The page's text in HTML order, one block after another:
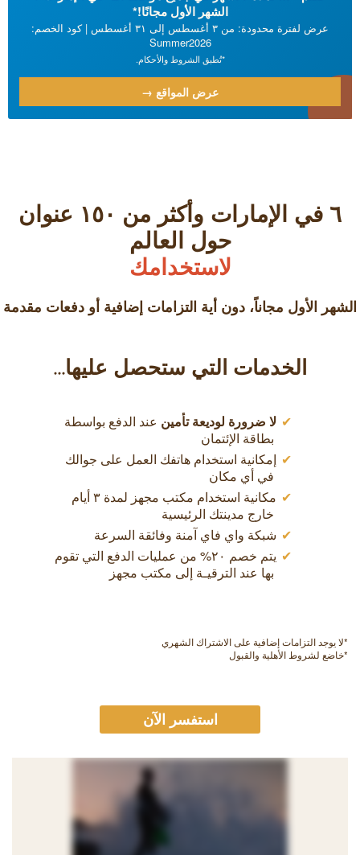
الشهر الأول مجانًا!*
عرض لفترة محدودة: من ۳ أغسطس إلى ۳۱ أغسطس | كود الخصم:
Summer2026
*تُطبق الشروط والأحكام.
عرض المواقع →
٦ في الإمارات وأكثر من ۱٥۰ عنوان
حول العالم
لاستخدامك
الشهر الأول مجاناً، دون أية التزامات إضافية أو دفعات مقدمة
الخدمات التي ستحصل عليها...
لا ضرورة لوديعة تأمين عند الدفع بواسطة
بطاقة الإئتمان
إمكانية استخدام هاتفك العمل على جوالك
في أي مكان
مكانية استخدام مكتب مجهز لمدة ٣ أيام
خارج مدينتك الرئيسية
شبكة واي فاي آمنة وفائقة السرعة
يتم خصم ٢٠% من عمليات الدفع التي تقوم
بها عند الترقيـة إلى مكتب مجهز
*لا يوجد التزامات إضافية على الاشتراك الشهري
*خاضع لشروط الأهلية والقبول
استفسر الآن